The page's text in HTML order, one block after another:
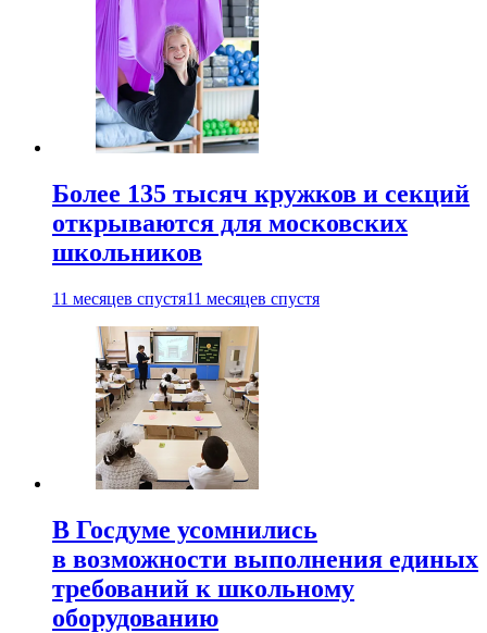
Более 135 тысяч кружков и секций
открываются для московских
школьников
11 месяцев спустя11 месяцев спустя
В Госдуме усомнились
в возможности выполнения единых
требований к школьному
оборудованию